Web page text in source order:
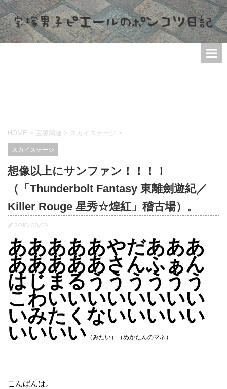
HOME > 宝塚関連 > スカイステージ >
スカイステージ
想像以上にサンファン！！！！
（「Thunderbolt Fantasy 東離劍遊紀／
Killer Rouge 星秀☆煌紅」稽古場）。
2018/08/29
あああああやだあああ
あああああさんふぁん
はじまるうううううう
こわいいいいいいいい
いみたくないいいいい
いいいい （みたい）（めかたんのマネ）
こんばんは。